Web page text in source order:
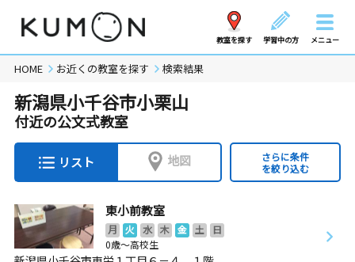
教室を探す 学習中の方 メニュー
HOME お近くの教室を探す 検索結果
新潟県小千谷市小栗山
付近の公文式教室
リスト 地図
さらに条件
を絞り込む
東小前教室
月 火 水 木 金 土
日
0歳～高校生